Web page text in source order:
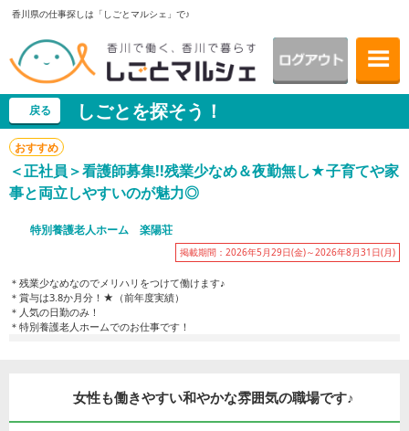
香川県の仕事探しは「しごとマルシェ」で♪
戻る しごとを探そう！
おすすめ
＜正社員＞看護師募集!!残業少なめ＆夜勤無し★子育てや家
事と両立しやすいのが魅力◎
特別養護老人ホーム 楽陽荘
掲載期間：2026年5月29日(金)～2026年8月31日(月)
＊残業少なめなのでメリハリをつけて働けます♪
＊賞与は3.8か月分！★（前年度実績）
＊人気の日勤のみ！
＊特別養護老人ホームでのお仕事です！
女性も働きやすい和やかな雰囲気の職場です♪